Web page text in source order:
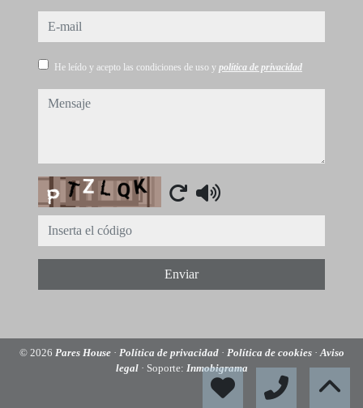
e-mail
He leído y acepto las condiciones de uso y política de privacidad
mensaje
Captcha
Enviar
© 2026 Pares House · Política de privacidad · Política de cookies ·Aviso
legal · Soporte: Inmobigrama